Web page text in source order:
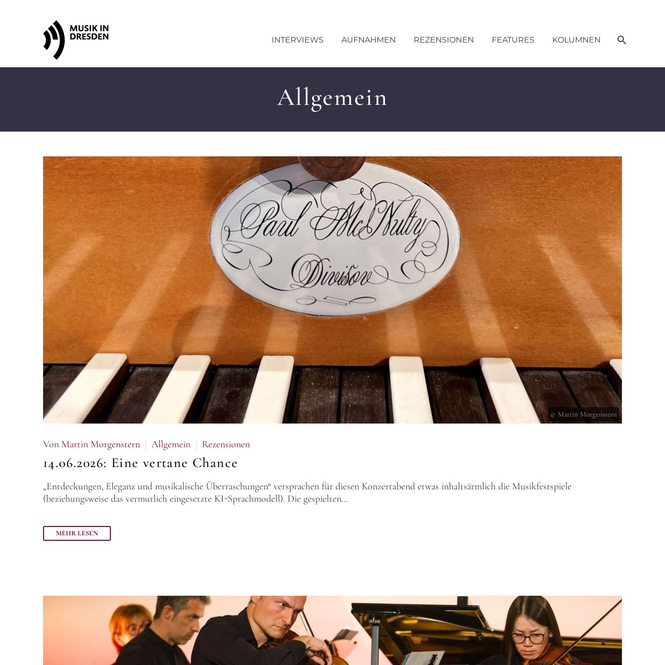
INTERVIEWS AUFNAHMEN REZENSIONEN FEATURES KOLUMNEN
Allgemein
© Martin Morgenstern
Von Martin Morgenstern Allgemein Rezensionen
14.06.2026: Eine vertane Chance
„Entdeckungen, Eleganz und musikalische Überraschungen“ versprachen für diesen Konzertabend etwas inhaltsärmlich die Musikfestspiele
(beziehungsweise das vermutlich eingesetzte KI-Sprachmodell). Die gespielten…
MEHR LESEN